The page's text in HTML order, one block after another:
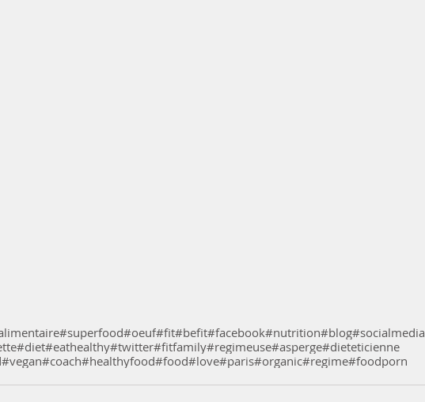
#superfood#oeuf#fit#befit#facebook#nutrition#blog#socialmedia
#diet#eathealthy#twitter#fitfamily#regimeuse#asperge#dieteticienne
#vegan#coach#healthyfood#food#love#paris#organic#regime#foodporn